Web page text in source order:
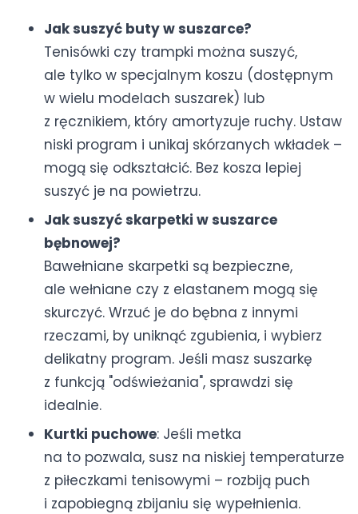
Jak suszyć buty w suszarce?
Tenisówki czy trampki można suszyć,
ale tylko w specjalnym koszu (dostępnym
w wielu modelach suszarek) lub
z ręcznikiem, który amortyzuje ruchy. Ustaw
niski program i unikaj skórzanych wkładek –
mogą się odkształcić. Bez kosza lepiej
suszyć je na powietrzu.
Jak suszyć skarpetki w suszarce
bębnowej?
Bawełniane skarpetki są bezpieczne,
ale wełniane czy z elastanem mogą się
skurczyć. Wrzuć je do bębna z innymi
rzeczami, by uniknąć zgubienia, i wybierz
delikatny program. Jeśli masz suszarkę
z funkcją "odświeżania", sprawdzi się
idealnie.
Kurtki puchowe: Jeśli metka
na to pozwala, susz na niskiej temperaturze
z piłeczkami tenisowymi – rozbiją puch
i zapobiegną zbijaniu się wypełnienia.